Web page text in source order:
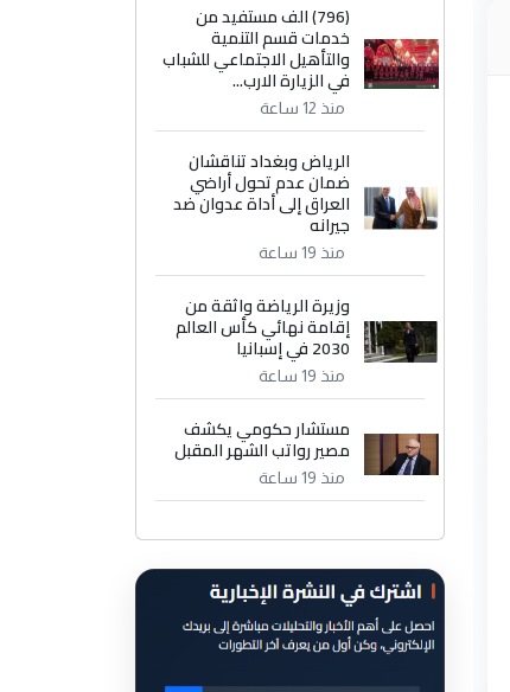
(796) الف مستفيد من
خدمات قسم التنمية
والتأهيل الاجتماعي للشباب
في الزيارة الارب...
منذ 12 ساعة
الرياض وبغداد تناقشان
ضمان عدم تحول أراضي
العراق إلى أداة عدوان ضد
جيرانه
منذ 19 ساعة
وزيرة الرياضة واثقة من
إقامة نهائي كأس العالم
2030 في إسبانيا
منذ 19 ساعة
مستشار حكومي يكشف
مصير رواتب الشهر المقبل
منذ 19 ساعة